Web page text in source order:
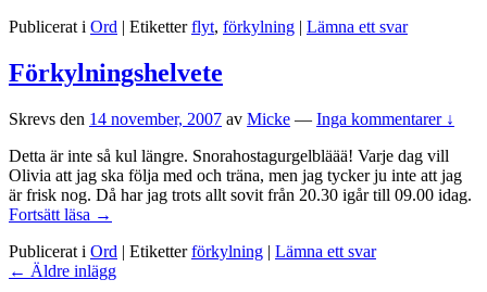
Publicerat i Ord | Etiketter flyt, förkylning | Lämna ett svar
Förkylningshelvete
Skrevs den 14 november, 2007 av Micke — Inga kommentarer ↓
Detta är inte så kul längre. Snorahostagurgelbläää! Varje dag vill
Olivia att jag ska följa med och träna, men jag tycker ju inte att jag
är frisk nog. Då har jag trots allt sovit från 20.30 igår till 09.00 idag.
Fortsätt läsa Förkylningshelvete
→
Publicerat i Ord | Etiketter förkylning | Lämna ett svar
Inläggsnavigering
← Äldre inlägg